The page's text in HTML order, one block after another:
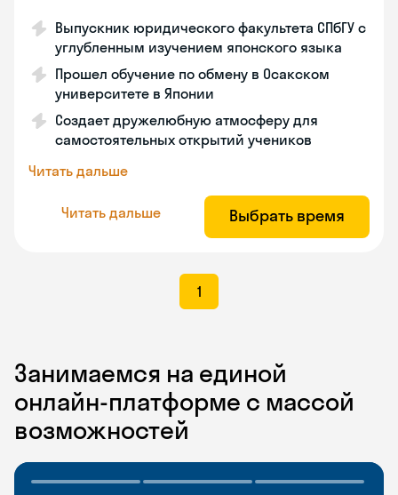
Выпускник юридического факультета СПбГУ с
углубленным изучением японского языка
Прошел обучение по обмену в Осакском
университете в Японии
Создает дружелюбную атмосферу для
самостоятельных открытий учеников
Читать дальше
Читать дальше Выбрать время
1
Занимаемся на единой
онлайн-платформе с массой
возможностей